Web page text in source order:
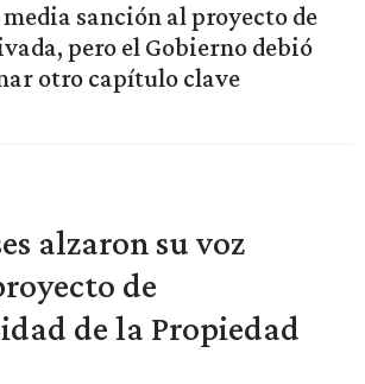
media sanción al proyecto de
pero el Gobierno debió
otro capítulo clave
alzaron su voz
de
de la Propiedad